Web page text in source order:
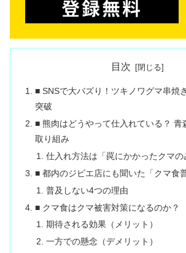
目次
■ SNSで大バズり！ツキノワグマ串焼
突破
■ 熊肉はどうやって仕入れている？ 青
取り組み
仕入れ方法は「罠にかかったクマの
■ 都内のジビエ店にも聞いた「クマ食
普及しない4つの理由
■ クマ食はクマ被害対策になるのか？
期待される効果（メリット）
一方での懸念（デメリット）